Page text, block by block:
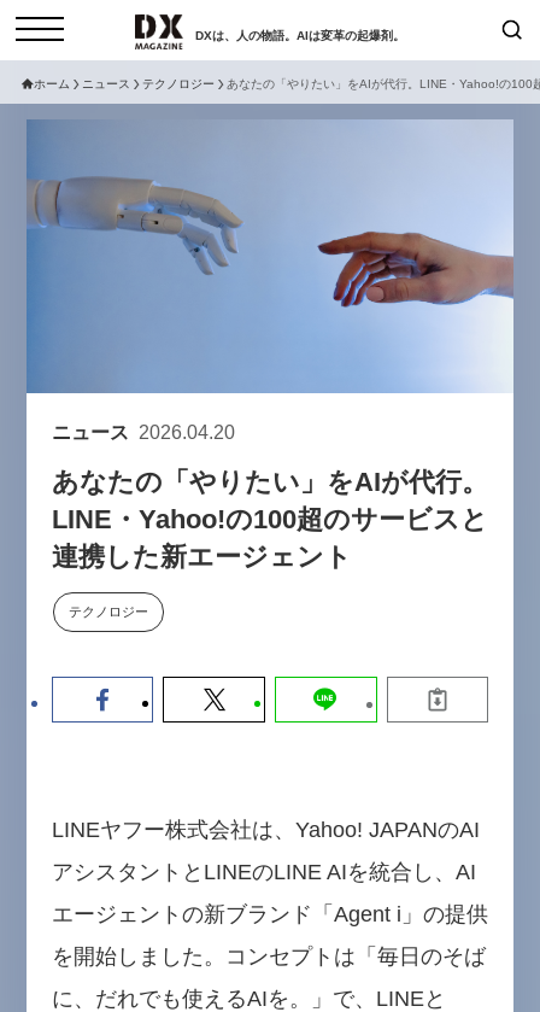
DXは、人の物語。AIは変革の起爆剤。
サービスメニュー
お問い合わせ
個人情報保護法について
採用情報
現在開催予定のセミナー
学ぶ資金調達・巻き込みのリアル
2026-06-10
セミナー
【9/30開催】AIで何でもできる時
ホーム ニュース テクノロジー あなたの「やりたい」をAIが代行。LINE・Yahoo!の100
ニュース 2026.04.20
あなたの「やりたい」をAIが代行。
LINE・Yahoo!の100超のサービスと
連携した新エージェント
テクノロジー
LINEヤフー株式会社は、Yahoo! JAPANのAI
アシスタントとLINEのLINE AIを統合し、AI
エージェントの新ブランド「Agent i」の提供
を開始しました。コンセプトは「毎日のそば
に、だれでも使えるAIを。」で、LINEと